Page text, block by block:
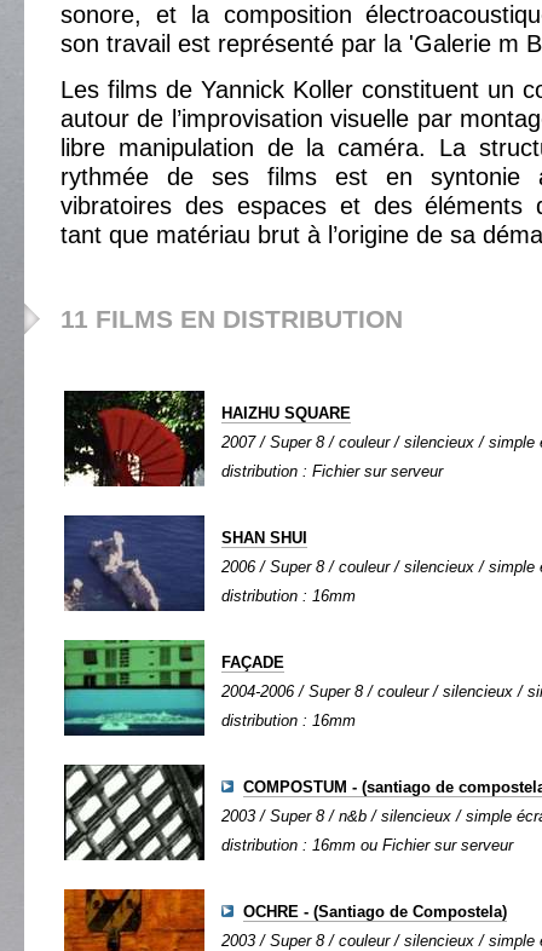
sonore, et la composition
son travail est représenté par la 'Galerie m
Les films de Yannick Koller constituent un
autour de l’improvisation visuelle par
libre manipulation de la caméra. La
rythmée de ses films est en syntonie
vibratoires des espaces et des éléments
tant que matériau brut à l’origine de sa
11 FILMS EN DISTRIBUTION
HAIZHU SQUARE
2007 / Super 8 / couleur / silencieux / simple
distribution : Fichier sur serveur
SHAN SHUI
2006 / Super 8 / couleur / silencieux / simple
distribution : 16mm
FAÇADE
2004-2006 / Super 8 / couleur / silencieux /
distribution : 16mm
COMPOSTUM - (santiago de
2003 / Super 8 / n&b / silencieux / simple
distribution : 16mm ou Fichier sur serveur
OCHRE - (Santiago de Compostela)
2003 / Super 8 / couleur / silencieux / simple